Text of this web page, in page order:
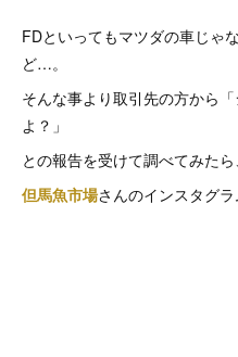
FDといってもマツダの車じゃ
ど…。
そんな事より取引先の方から
よ？」
との報告を受けて調べてみたら、
但馬魚市場さんのインスタグ